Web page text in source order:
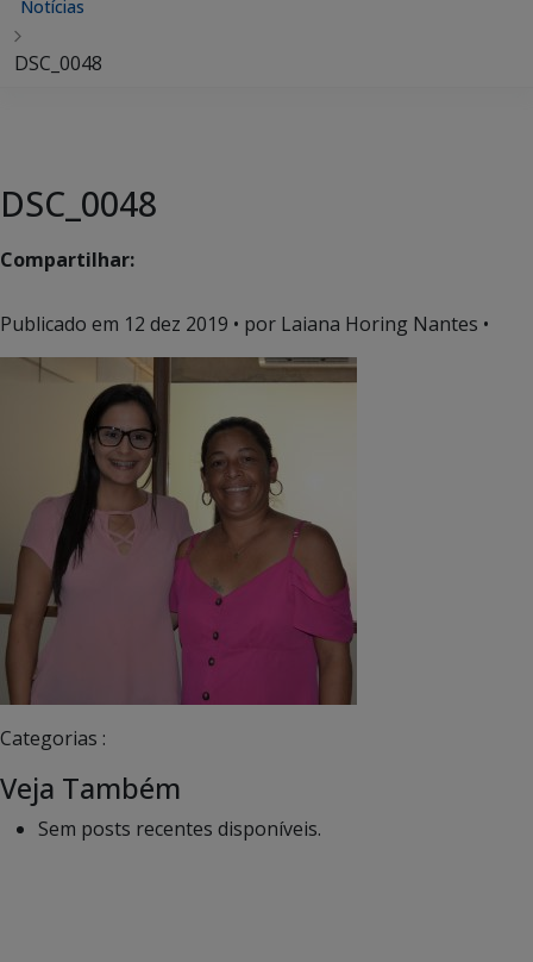
Notícias
DSC_0048
DSC_0048
Compartilhar:
Publicado em 12 dez 2019 • por Laiana Horing Nantes •
Categorias :
Veja Também
Sem posts recentes disponíveis.